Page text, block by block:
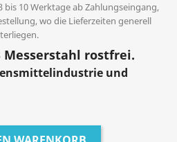
bis 10 Werktage ab Zahlungseingang,
wo die Lieferzeiten generell
Messerstahl rostfrei.
und